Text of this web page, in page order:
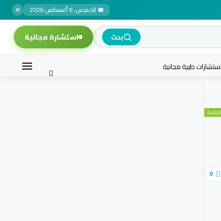
📅 الخميس، 6 أغسطس 2026 ✕
بحث استشارة مجانية
طبية مجانية
0